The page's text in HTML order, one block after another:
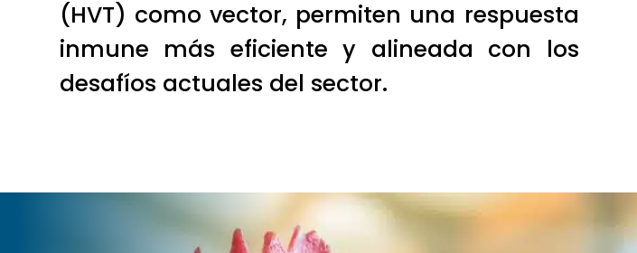
(HVT) como vector, permiten una respuesta
inmune más eficiente y alineada con los
desafíos actuales del sector.